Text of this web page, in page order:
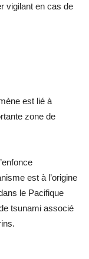
vigilant en cas de
est lié à
zone de
est à l’origine
le Pacifique
tsunami associé